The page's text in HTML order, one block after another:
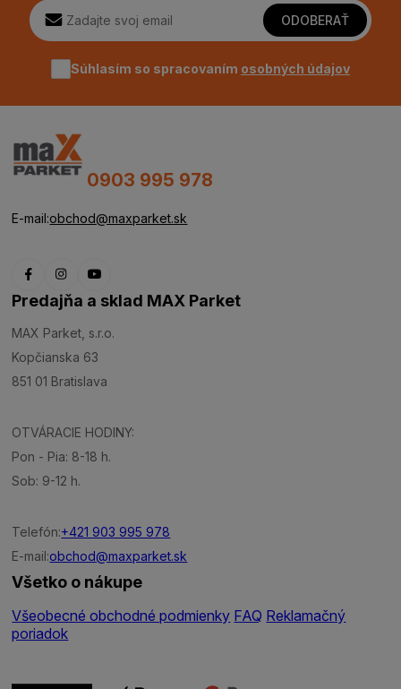
ODOBERAŤ
Súhlasím so spracovaním osobných údajov
0903 995 978
E-mail:obchod@maxparket.sk
Predajňa a sklad MAX Parket
MAX Parket, s.r.o.
Kopčianska 63
851 01 Bratislava
OTVÁRACIE HODINY:
Pon - Pia: 8-18 h.
Sob: 9-12 h.
Telefón:+421 903 995 978
E-mail:obchod@maxparket.sk
Všetko o nákupe
Všeobecné obchodné podmienky FAQ Reklamačný
poriadok